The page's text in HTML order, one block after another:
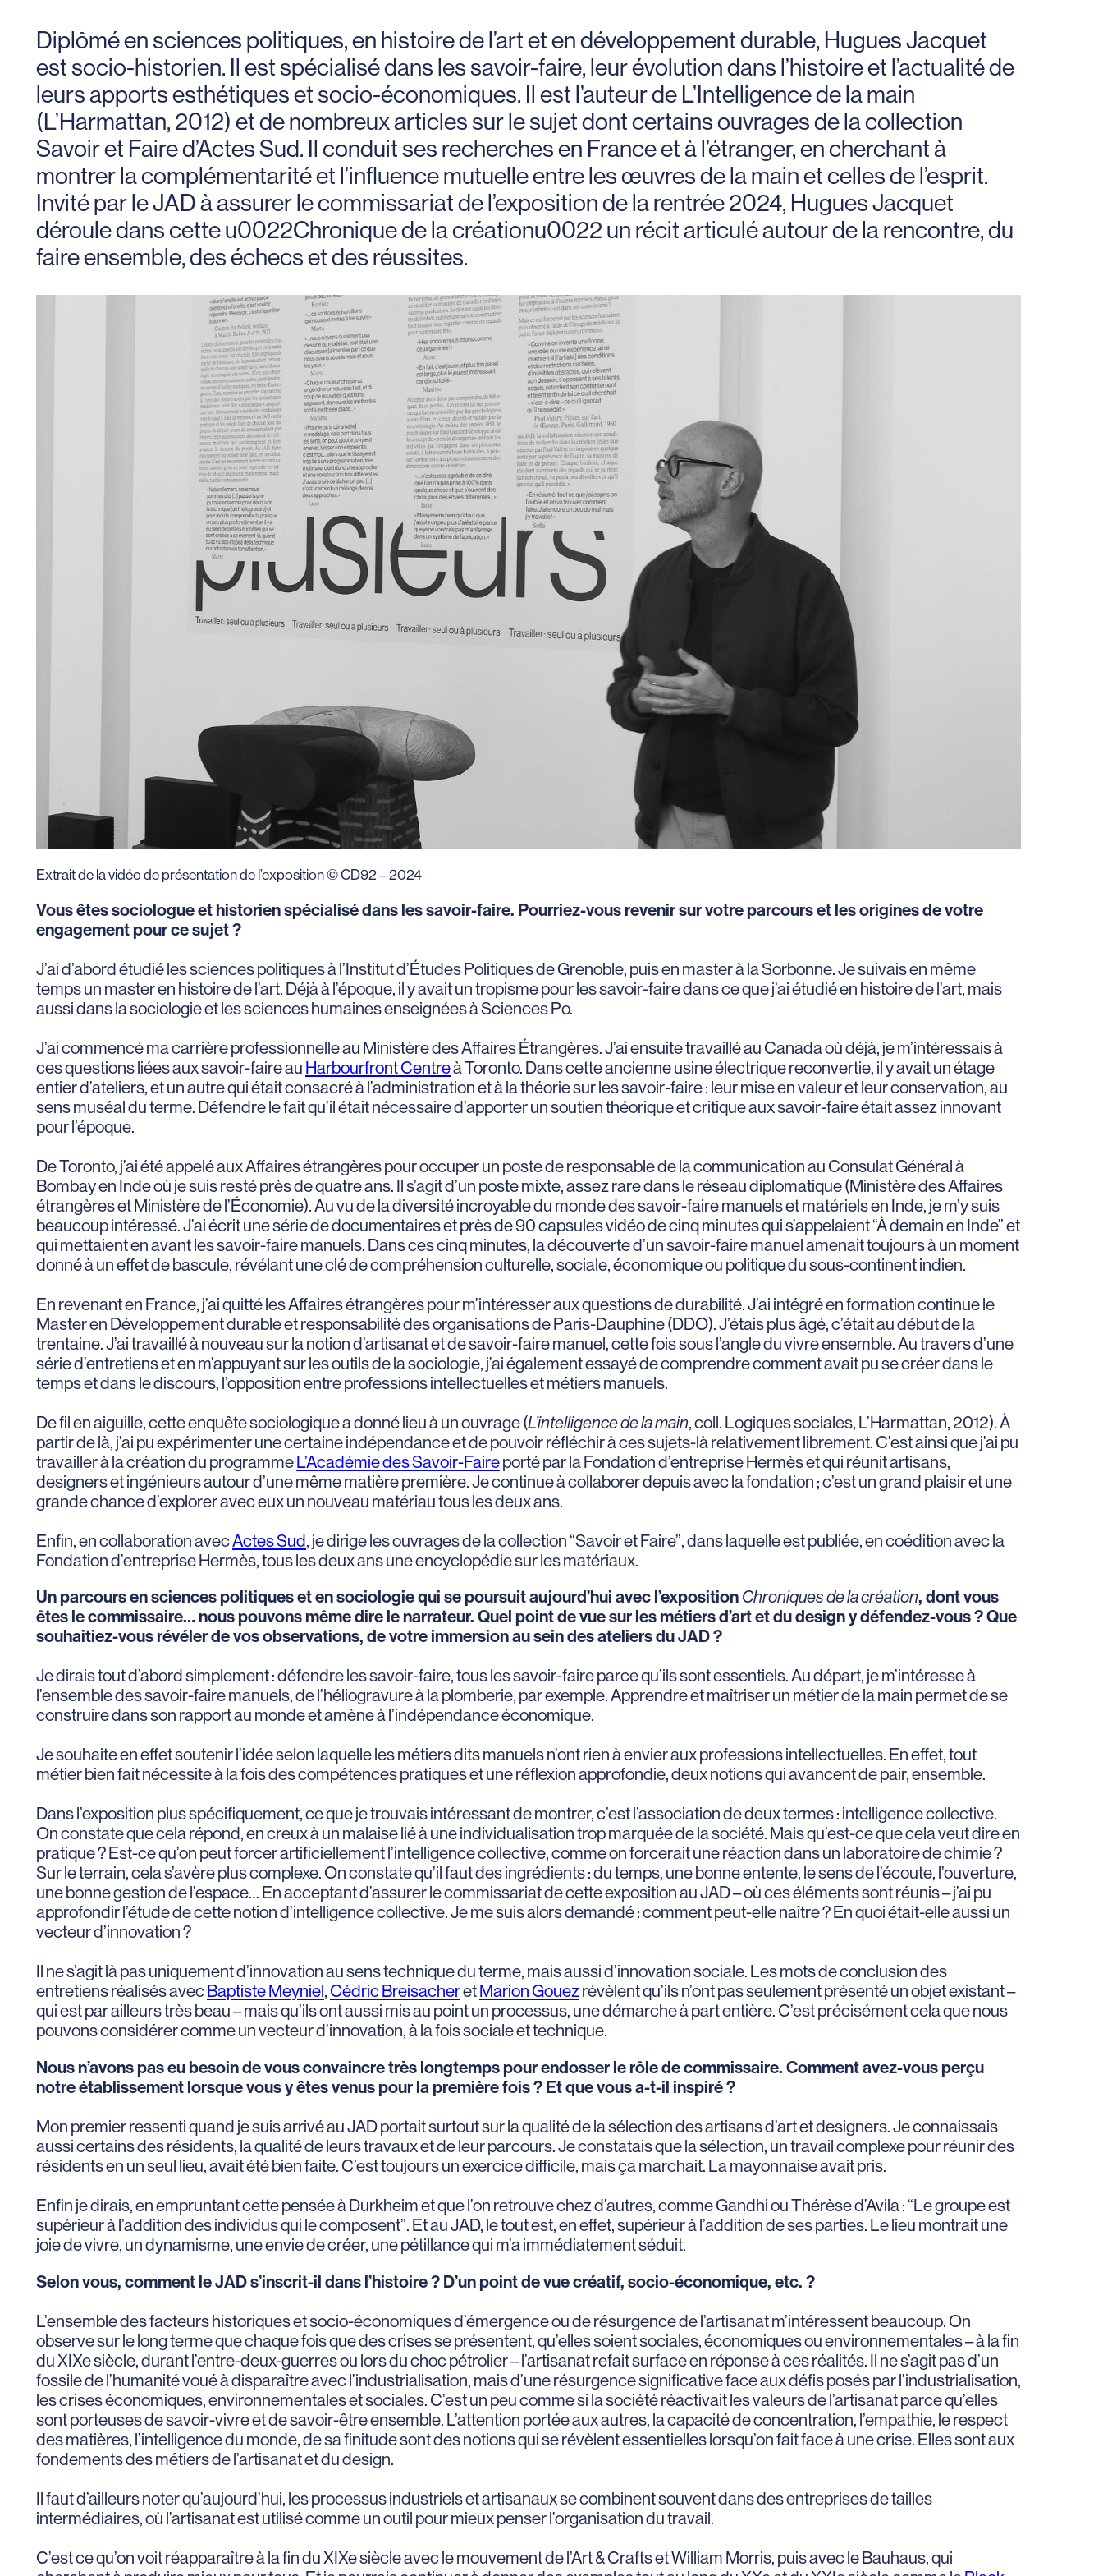
Diplômé en sciences politiques, en histoire de l’art et en développement durable, Hugues Jacquet
est socio-historien. Il est spécialisé dans les savoir-faire, leur évolution dans l’histoire et l’actualité de
leurs apports esthétiques et socio-économiques. Il est l’auteur de L’Intelligence de la main
(L’Harmattan, 2012) et de nombreux articles sur le sujet dont certains ouvrages de la collection
Savoir et Faire d’Actes Sud. Il conduit ses recherches en France et à l’étranger, en cherchant à
montrer la complémentarité et l’influence mutuelle entre les œuvres de la main et celles de l’esprit.
Invité par le JAD à assurer le commissariat de l’exposition de la rentrée 2024, Hugues Jacquet
déroule dans cette u0022Chronique de la créationu0022 un récit articulé autour de la rencontre, du
faire ensemble, des échecs et des réussites.
Extrait de la vidéo de présentation de l’exposition © CD92 – 2024
Vous êtes sociologue et historien spécialisé dans les savoir-faire. Pourriez-vous revenir sur votre parcours et les origines de votre
engagement pour ce sujet ?
J’ai d’abord étudié les sciences politiques à l’Institut d’Études Politiques de Grenoble, puis en master à la Sorbonne. Je suivais en même
temps un master en histoire de l’art. Déjà à l’époque, il y avait un tropisme pour les savoir-faire dans ce que j’ai étudié en histoire de l’art, mais
aussi dans la sociologie et les sciences humaines enseignées à Sciences Po.
J’ai commencé ma carrière professionnelle au Ministère des Affaires Étrangères. J’ai ensuite travaillé au Canada où déjà, je m’intéressais à
ces questions liées aux savoir-faire au Harbourfront Centreà Toronto. Dans cette ancienne usine électrique reconvertie, il y avait un étage
entier d’ateliers, et un autre qui était consacré à l’administration et à la théorie sur les savoir-faire : leur mise en valeur et leur conservation, au
sens muséal du terme. Défendre le fait qu’il était nécessaire d’apporter un soutien théorique et critique aux savoir-faire était assez innovant
pour l’époque.
De Toronto, j’ai été appelé aux Affaires étrangères pour occuper un poste de responsable de la communication au Consulat Général à
Bombay en Inde où je suis resté près de quatre ans. Il s’agit d’un poste mixte, assez rare dans le réseau diplomatique (Ministère des Affaires
étrangères et Ministère de l’Économie). Au vu de la diversité incroyable du monde des savoir-faire manuels et matériels en Inde, je m’y suis
beaucoup intéressé. J’ai écrit une série de documentaires et près de 90 capsules vidéo de cinq minutes qui s’appelaient “À demain en Inde” et
qui mettaient en avant les savoir-faire manuels. Dans ces cinq minutes, la découverte d’un savoir-faire manuel amenait toujours à un moment
donné à un effet de bascule, révélant une clé de compréhension culturelle, sociale, économique ou politique du sous-continent indien.
En revenant en France, j’ai quitté les Affaires étrangères pour m’intéresser aux questions de durabilité. J’ai intégré en formation continue le
Master en Développement durable et responsabilité des organisations de Paris-Dauphine (DDO). J’étais plus âgé, c’était au début de la
trentaine. J’ai travaillé à nouveau sur la notion d’artisanat et de savoir-faire manuel, cette fois sous l’angle du vivre ensemble. Au travers d’une
série d’entretiens et en m’appuyant sur les outils de la sociologie, j’ai également essayé de comprendre comment avait pu se créer dans le
temps et dans le discours, l’opposition entre professions intellectuelles et métiers manuels.
De fil en aiguille, cette enquête sociologique a donné lieu à un ouvrage (L’intelligence de la main, coll. Logiques sociales, L’Harmattan, 2012). À
partir de là, j’ai pu expérimenter une certaine indépendance et de pouvoir réfléchir à ces sujets-là relativement librement. C’est ainsi que j’ai pu
travailler à la création du programmeL’Académie des Savoir-Faireporté par la Fondation d’entreprise Hermès et qui réunit artisans,
designers et ingénieurs autour d’une même matière première. Je continue à collaborer depuis avec la fondation ; c’est un grand plaisir et une
grande chance d’explorer avec eux un nouveau matériau tous les deux ans.
Enfin, en collaboration avecActes Sud, je dirige les ouvrages de la collection “Savoir et Faire”, dans laquelle est publiée, en coédition avec la
Fondation d’entreprise Hermès, tous les deux ans une encyclopédie sur les matériaux.
Un parcours en sciences politiques et en sociologie qui se poursuit aujourd’hui avec l’exposition Chroniques de la création, dont vous
êtes le commissaire… nous pouvons même dire le narrateur. Quel point de vue sur les métiers d’art et du design y défendez-vous ? Que
souhaitiez-vous révéler de vos observations, de votre immersion au sein des ateliers du JAD ?
Je dirais tout d’abord simplement : défendre les savoir-faire, tous les savoir-faire parce qu’ils sont essentiels. Au départ, je m’intéresse à
l’ensemble des savoir-faire manuels, de l’héliogravure à la plomberie, par exemple. Apprendre et maîtriser un métier de la main permet de se
construire dans son rapport au monde et amène à l’indépendance économique.
Je souhaite en effet soutenir l’idée selon laquelle les métiers dits manuels n’ont rien à envier aux professions intellectuelles. En effet, tout
métier bien fait nécessite à la fois des compétences pratiques et une réflexion approfondie, deux notions qui avancent de pair, ensemble.
Dans l’exposition plus spécifiquement, ce que je trouvais intéressant de montrer, c’est l’association de deux termes : intelligence collective.
On constate que cela répond, en creux à un malaise lié à une individualisation trop marquée de la société. Mais qu’est-ce que cela veut dire en
pratique ? Est-ce qu’on peut forcer artificiellement l’intelligence collective, comme on forcerait une réaction dans un laboratoire de chimie ?
Sur le terrain, cela s’avère plus complexe. On constate qu’il faut des ingrédients : du temps, une bonne entente, le sens de l’écoute, l’ouverture,
une bonne gestion de l’espace… En acceptant d’assurer le commissariat de cette exposition au JAD – où ces éléments sont réunis – j’ai pu
approfondir l’étude de cette notion d’intelligence collective. Je me suis alors demandé : comment peut-elle naître ? En quoi était-elle aussi un
vecteur d’innovation ?
Il ne s’agit là pas uniquement d’innovation au sens technique du terme, mais aussi d’innovation sociale. Les mots de conclusion des
entretiens réalisés avec Baptiste Meyniel ,Cédric Breisacheret Marion Gouezrévèlent qu’ils n’ont pas seulement présenté un objet existant –
qui est par ailleurs très beau – mais qu’ils ont aussi mis au point un processus, une démarche à part entière. C’est précisément cela que nous
pouvons considérer comme un vecteur d’innovation, à la fois sociale et technique.
Nous n’avons pas eu besoin de vous convaincre très longtemps pour endosser le rôle de commissaire. Comment avez-vous perçu
notre établissement lorsque vous y êtes venus pour la première fois ? Et que vous a-t-il inspiré ?
Mon premier ressenti quand je suis arrivé au JAD portait surtout sur la qualité de la sélection des artisans d’art et designers. Je connaissais
aussi certains des résidents, la qualité de leurs travaux et de leur parcours. Je constatais que la sélection, un travail complexe pour réunir des
résidents en un seul lieu, avait été bien faite. C’est toujours un exercice difficile, mais ça marchait. La mayonnaise avait pris.
Enfin je dirais, en empruntant cette pensée à Durkheim et que l’on retrouve chez d’autres, comme Gandhi ou Thérèse d’Avila : “Le groupe est
supérieur à l’addition des individus qui le composent”. Et au JAD, le tout est, en effet, supérieur à l’addition de ses parties. Le lieu montrait une
joie de vivre, un dynamisme, une envie de créer, une pétillance qui m’a immédiatement séduit.
Selon vous, comment le JAD s’inscrit-il dans l’histoire ? D’un point de vue créatif, socio-économique, etc. ?
L’ensemble des facteurs historiques et socio-économiques d’émergence ou de résurgence de l’artisanat m’intéressent beaucoup. On
observe sur le long terme que chaque fois que des crises se présentent, qu’elles soient sociales, économiques ou environnementales – à la fin
du XIXe siècle, durant l’entre-deux-guerres ou lors du choc pétrolier – l’artisanat refait surface en réponse à ces réalités. Il ne s’agit pas d’un
fossile de l’humanité voué à disparaître avec l’industrialisation, mais d’une résurgence significative face aux défis posés par l’industrialisation,
les crises économiques, environnementales et sociales. C’est un peu comme si la société réactivait les valeurs de l’artisanat parce qu’elles
sont porteuses de savoir-vivre et de savoir-être ensemble. L’attention portée aux autres, la capacité de concentration, l’empathie, le respect
des matières, l’intelligence du monde, de sa finitude sont des notions qui se révèlent essentielles lorsqu’on fait face à une crise. Elles sont aux
fondements des métiers de l’artisanat et du design.
Il faut d’ailleurs noter qu’aujourd’hui, les processus industriels et artisanaux se combinent souvent dans des entreprises de tailles
intermédiaires, où l’artisanat est utilisé comme un outil pour mieux penser l’organisation du travail.
C’est ce qu’on voit réapparaître à la fin du XIXe siècle avec le mouvement de l’Art & Crafts et William Morris, puis avec le Bauhaus, qui